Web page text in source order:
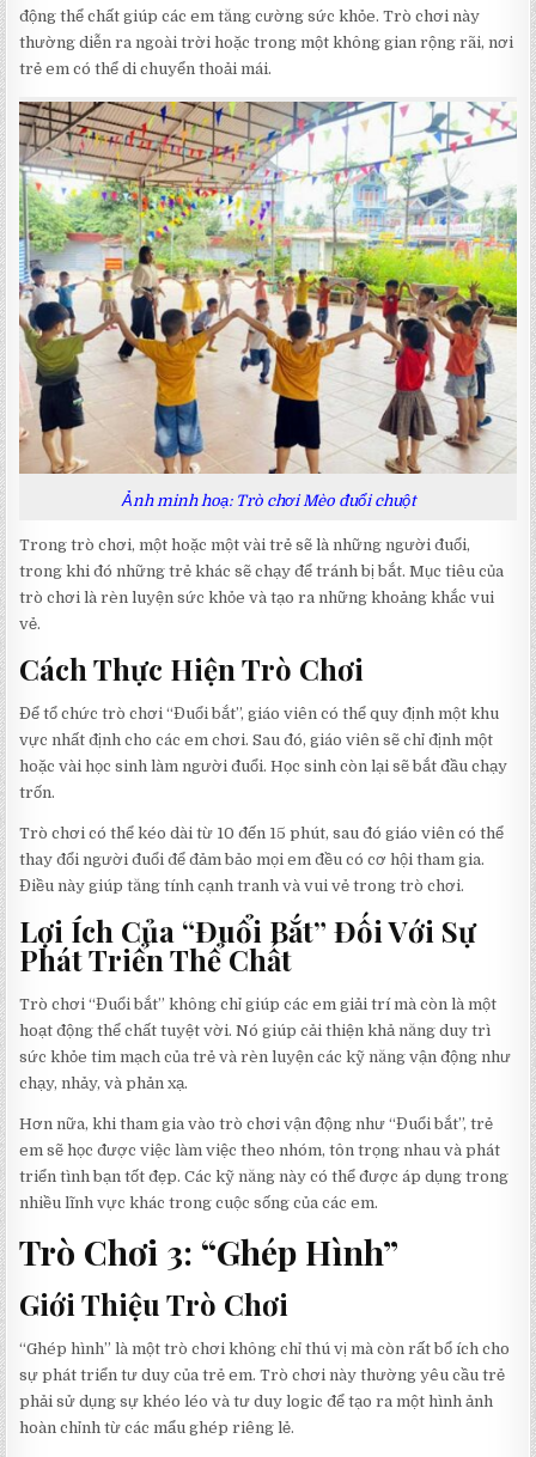
động thể chất giúp các em tăng cường sức khỏe. Trò chơi này
thường diễn ra ngoài trời hoặc trong một không gian rộng rãi, nơi
trẻ em có thể di chuyển thoải mái.
Ảnh minh hoạ: Trò chơi Mèo đuổi chuột
Trong trò chơi, một hoặc một vài trẻ sẽ là những người đuổi,
trong khi đó những trẻ khác sẽ chạy để tránh bị bắt. Mục tiêu của
trò chơi là rèn luyện sức khỏe và tạo ra những khoảng khắc vui
vẻ.
Cách Thực Hiện Trò Chơi
Để tổ chức trò chơi “Đuổi bắt”, giáo viên có thể quy định một khu
vực nhất định cho các em chơi. Sau đó, giáo viên sẽ chỉ định một
hoặc vài học sinh làm người đuổi. Học sinh còn lại sẽ bắt đầu chạy
trốn.
Trò chơi có thể kéo dài từ 10 đến 15 phút, sau đó giáo viên có thể
thay đổi người đuổi để đảm bảo mọi em đều có cơ hội tham gia.
Điều này giúp tăng tính cạnh tranh và vui vẻ trong trò chơi.
Lợi Ích Của “Đuổi Bắt” Đối Với Sự
Phát Triển Thể Chất
Trò chơi “Đuổi bắt” không chỉ giúp các em giải trí mà còn là một
hoạt động thể chất tuyệt vời. Nó giúp cải thiện khả năng duy trì
sức khỏe tim mạch của trẻ và rèn luyện các kỹ năng vận động như
chạy, nhảy, và phản xạ.
Hơn nữa, khi tham gia vào trò chơi vận động như “Đuổi bắt”, trẻ
em sẽ học được việc làm việc theo nhóm, tôn trọng nhau và phát
triển tình bạn tốt đẹp. Các kỹ năng này có thể được áp dụng trong
nhiều lĩnh vực khác trong cuộc sống của các em.
Trò Chơi 3: “Ghép Hình”
Giới Thiệu Trò Chơi
“Ghép hình” là một trò chơi không chỉ thú vị mà còn rất bổ ích cho
sự phát triển tư duy của trẻ em. Trò chơi này thường yêu cầu trẻ
phải sử dụng sự khéo léo và tư duy logic để tạo ra một hình ảnh
hoàn chỉnh từ các mẩu ghép riêng lẻ.